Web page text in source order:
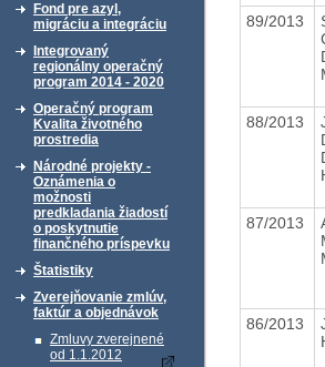
Fond pre azyl,
migráciu a integráciu
Integrovaný
regionálny operačný
program 2014 - 2020
Operačný program
Kvalita životného
prostredia
Národné projekty -
Oznámenia o
možnosti
predkladania žiadostí
o poskytnutie
finančného príspevku
Štatistiky
Zverejňovanie zmlúv,
faktúr a objednávok
Zmluvy zverejnené
od 1.1.2012
89/2013
88/2013
87/2013
86/2013